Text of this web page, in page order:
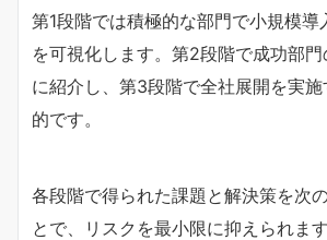
第1段階では積極的な部門で小規模導
を可視化します。第2段階で成功部
に紹介し、第3段階で全社展開を実
的です。
各段階で得られた課題と解決策を次
とで、リスクを最小限に抑えられま